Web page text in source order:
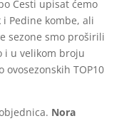
Cesti upisat ćemo
Pedine kombe, ali
sezone smo proširili
i u velikom broju
TOP10
Nora